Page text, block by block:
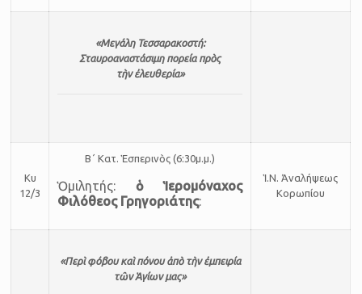
«Μεγάλη Τεσσαρακοστή:
Σταυροαναστάσιμη πορεία πρὸς
τὴν ἐλευθερία»
Κυ
12/3
Β΄ Κατ. Ἑ­σπε­ρι­νὸς (6:30μ.μ.)
Ὁμι­λη­τής: ὁ Ἱερομόναχος
Φιλόθεος Γρηγοριάτης:
Ἱ.Ν. Ἀναλήψεως
Κορωπίου
«Περὶ φόβου καὶ πόνου ἀπὸ τὴν ἐμπειρία
τῶν Ἁγίων μας»